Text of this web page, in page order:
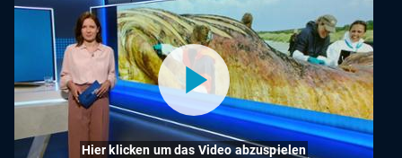
Hier klicken um das Video abzuspielen